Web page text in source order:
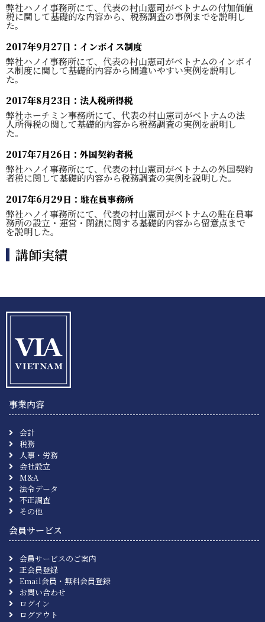
弊社ハノイ事務所にて、代表の村山憲司がベトナムの付加価値
税に関して基礎的な内容から、税務調査の事例までを説明し
た。
2017年9月27日：インボイス制度
弊社ハノイ事務所にて、代表の村山憲司がベトナムのインボイ
ス制度に関して基礎的内容から間違いやすい実例を説明し
た。
2017年8月23日：法人税所得税
弊社ホーチミン事務所にて、代表の村山憲司がベトナムの法
人所得税の関して基礎的内容から税務調査の実例を説明し
た。
2017年7月26日：外国契約者税
弊社ハノイ事務所にて、代表の村山憲司がベトナムの外国契約
者税に関して基礎的内容から税務調査の実例を説明した。
2017年6月29日：駐在員事務所
弊社ハノイ事務所にて、代表の村山憲司がベトナムの駐在員事
務所の設立・運営・閉鎖に関する基礎的内容から留意点まで
を説明した。
講師実績
事業内容
会計
税務
人事・労務
会社設立
M&A
法令データ
不正調査
その他
会員サービス
会員サービスのご案内
正会員登録
Email会員・無料会員登録
お問い合わせ
ログイン
ログアウト